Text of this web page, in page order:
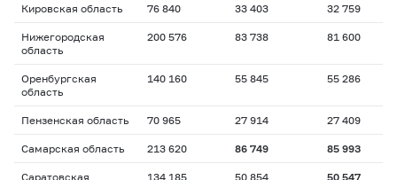
Кировская область 76 840 33 403 32 759
Нижегородская
область
200 576 83 738 81 600
Оренбургская
область
140 160 55 845 55 286
Пензенская область 70 965 27 914 27 409
Самарская область 213 620 86 749 85 993
Саратовская
134 185 50 854 50 547